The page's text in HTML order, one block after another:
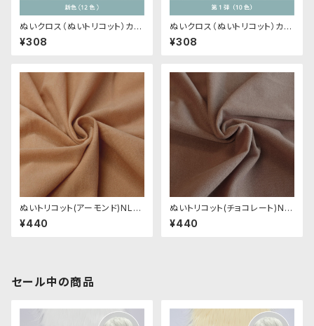
ぬいクロス（ぬいトリコット）カッ
トクロス各色A（新色）｜清原株
式会社
¥308
ぬいクロス（ぬいトリコット）カッ
トクロス各色｜清原株式会社
¥308
ぬいトリコット(アーモンド)NL0
04 ぬいぐるみ用薄手パイル生
地 20cm
¥440
ぬいトリコット(チョコレート)NL
005 ぬいぐるみ用薄手パイル生
地 20cm
¥440
セール中の商品